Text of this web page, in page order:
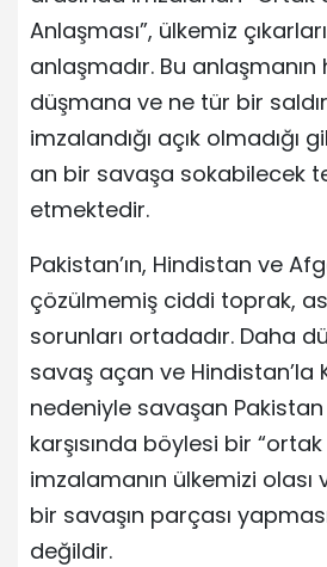
Anlaşması”, ülkemiz
anlaşmadır. Bu
düşmana ve ne tür bir
imzalandığı açık olmadığı
an bir savaşa sokabilecek
etmektedir.
Pakistan’ın, Hindistan ve
çözülmemiş ciddi toprak,
sorunları ortadadır. Daha
savaş açan ve Hindistan’la
nedeniyle savaşan
karşısında böylesi bir
imzalamanın ülkemizi olası
bir savaşın parçası
değildir.